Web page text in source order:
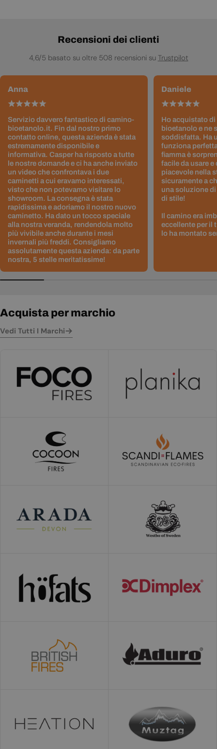
Recensioni dei clienti
4,6/5 basato su oltre 508 recensioni su Trustpilot
Anna
Servizio davvero fantastico di camino-
bioetanolo.it. Fin dal nostro primo
contatto online, questa azienda è stata
estremamente disponibile e
informativa. Casper ha risposto a tutte
le nostre domande e ci ha anche inviato
un video che confrontava i due
caminetti a cui eravamo interessati,
visto che non potevamo visitare lo
showroom. La consegna è stata
rapidissima e adoriamo il nostro nuovo
caminetto. Ha dato un tocco speciale
alla nostra veranda, rendendola molto
più vivibile anche durante i mesi
invernali più freddi. Consigliamo
assolutamente questa azienda: da parte
nostra, 5 stelle meritatissime!
Daniele
Ho acquistato di
bioetanolo e ne
soddisfatta. Ha
funziona
fiamma è
facile da usare e
piacevole nella
sicuramente a
una soluzione
di stile!
Il camino era
eccellente per il
lo ha montato
Acquista per marchio
Vedi Tutti I Marchi